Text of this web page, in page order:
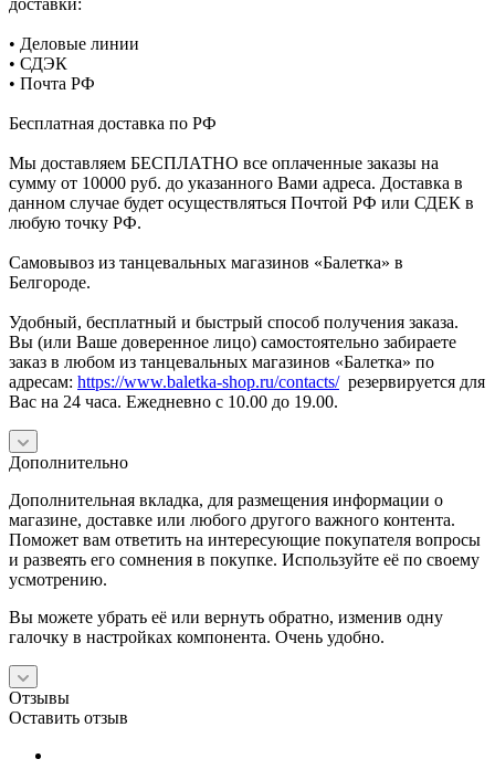
• Деловые линии
• СДЭК
• Почта РФ
Бесплатная доставка по РФ
Мы доставляем БЕСПЛАТНО все оплаченные заказы на
сумму от 10000 руб. до указанного Вами адреса. Доставка в
данном случае будет осуществляться Почтой РФ или СДЕК в
любую точку РФ.
Самовывоз из танцевальных магазинов «Балетка» в
Белгороде.
Удобный, бесплатный и быстрый способ получения заказа.
Вы (или Ваше доверенное лицо) самостоятельно забираете
заказ в любом из танцевальных магазинов «Балетка» по
адресам: https://www.baletka-shop.ru/contacts/резервируется для
Вас на 24 часа. Ежедневно с 10.00 до 19.00.
Дополнительно
Дополнительная вкладка, для размещения информации о
магазине, доставке или любого другого важного контента.
Поможет вам ответить на интересующие покупателя вопросы
и развеять его сомнения в покупке. Используйте её по своему
усмотрению.
Вы можете убрать её или вернуть обратно, изменив одну
галочку в настройках компонента. Очень удобно.
Отзывы
Оставить отзыв